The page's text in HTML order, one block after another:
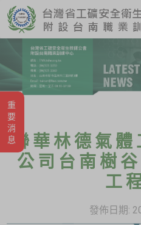
重要消息聯華林德氣
公司台南樹
工
發佈日期: